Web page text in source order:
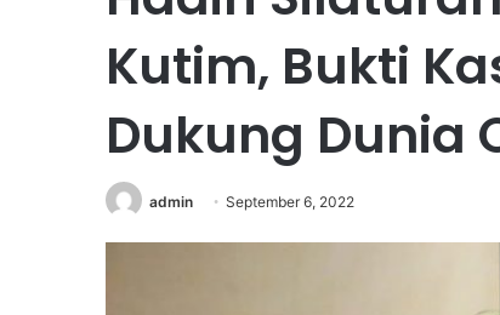
Kutim, Bukti
Dukung Dunia
admin September 6, 2022